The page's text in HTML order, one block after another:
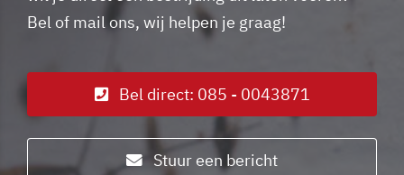
Bel of mail ons, wij helpen je graag!
Bel direct: 085 - 0043871
Stuur een bericht